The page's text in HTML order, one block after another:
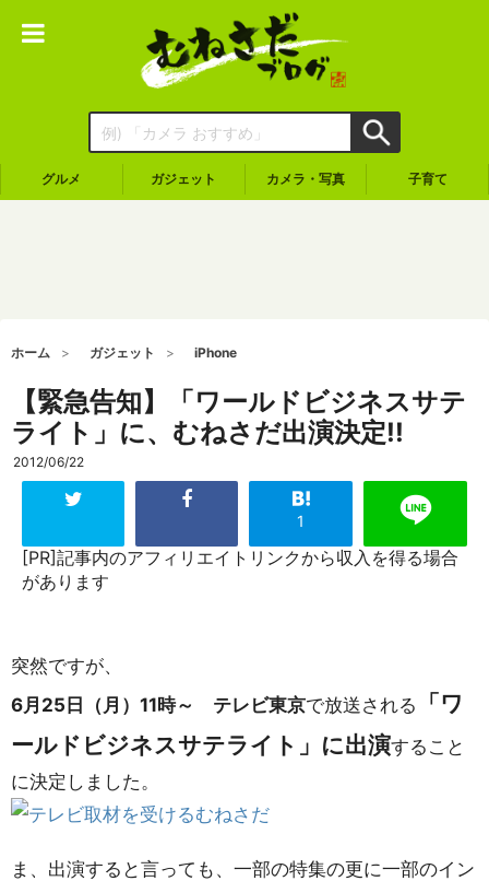
グルメ ガジェット カメラ・写真 子育て
ホーム ガジェット iPhone
【緊急告知】「ワールドビジネスサテ
ライト」に、むねさだ出演決定!!
2012/06/22
1
[PR]記事内のアフィリエイトリンクから収入を得る場合
があります
突然ですが、
6月25日（月）11時～ テレビ東京で放送される
「ワ
ールドビジネスサテライト」に出演すること
に決定しました。
ま、出演すると言っても、一部の特集の更に一部のイン